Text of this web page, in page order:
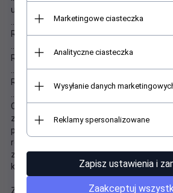
uzgodnieniom. Rozmiar do wyboru:
Rozmiar S - 160 - 170 cm wzrostu
Rozmiar M - 170 - 175 cm wzrostu
Rozmiar L - 175 - 180 cm wzrostu
Czas realizacji zamówienia
zamawianych produktów. Nasi
partnerzy. Ale tak jak wszyscy
realizować zleceń na ostatnią
zamawiać towary, zgłaszać zapytania i
kilkunastodniowym wyprzedzeniem.
Zapraszmy do współpracy teatry,
Marketingowe ciasteczka
Analityczne ciasteczka
Wysyłanie danych
Reklamy spersonalizowane
Zapisz ustawienia i
Zaakceptuj